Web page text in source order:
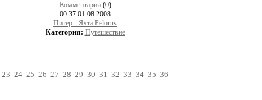
Комментарии(0)
00:37 01.08.2008
Питер - Яхта Pelorus
Категория: Путешествие
23 24 25 26 27 28 29 30 31 32 33 34 35 36